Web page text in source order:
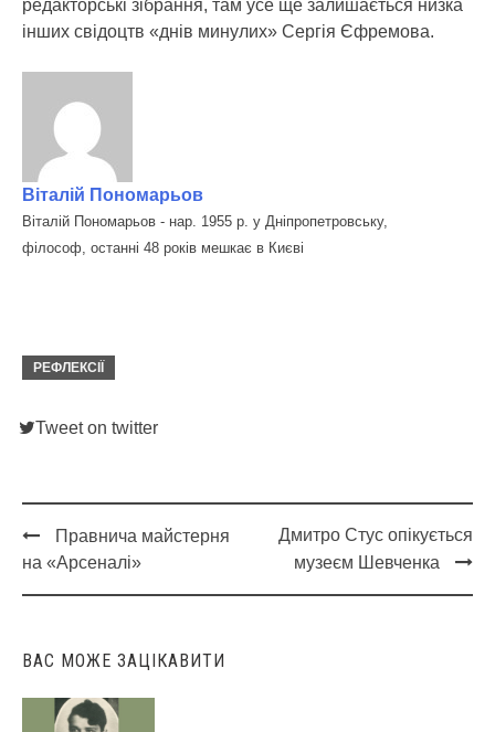
редакторські зібрання, там усе ще залишається низка
інших свідоцтв «днів минулих» Сергія Єфремова.
Віталій Пономарьов
Віталій Пономарьов - нар. 1955 р. у Дніпропетровську,
філософ, останні 48 років мешкає в Києві
РЕФЛЕКСІЇ
Tweet on twitter
Post
navigation
Правнича майстерня
на «Арсеналі»
Дмитро Стус опікується
музеєм Шевченка
ВАС МОЖЕ ЗАЦІКАВИТИ